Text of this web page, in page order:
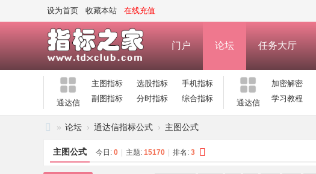
设为首页 收藏本站 在线充值
门户 论坛 任务大厅
通达信
主图指标 选股指标
手机指标
副图指标
分时指标 综合指标 通达信
加密解密
学习教程
标
» 论坛 › 通达信指标公式 › 主图公式
主图公式 今日: 0 主题: 15170 排名: 3